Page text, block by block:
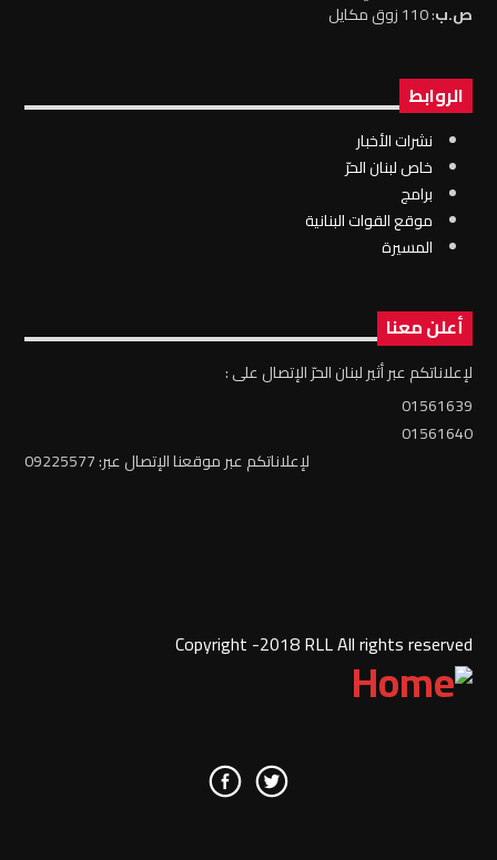
ص.ب: 110 زوق مكايل
الروابط
نشرات الأخبار
خاص لبنان الحرّ
برامج
موقع القوات البنانية
المسيرة
أعلن معنا
لإعلاناتكم عبر أثير لبنان الحرّ الإتصال على :
01561639
01561640
لإعلاناتكم عبر موقعنا الإتصال عبر: 09225577
Copyright -2018 RLL All rights reserved